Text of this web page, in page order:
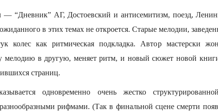
— “Дневник” АГ, Достоевский и антисемитизм, поезд,
в этих темах не откроется. Старые мелодии,
колес как ритмическая подкладка. Автор мастерски
мелодию в другую, меняет ритм, и новый сюжет новой
страниц.
одновременно очень жестко
рифмами. (Так в финальной сцене смерти